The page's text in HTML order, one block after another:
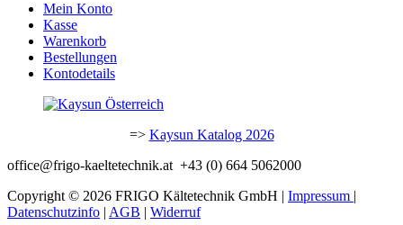
Mein Konto
Kasse
Warenkorb
Bestellungen
Kontodetails
=> Kaysun Katalog 2026
office@frigo-kaeltetechnik.at +43 (0) 664 5062000
Copyright © 2026 FRIGO Kältetechnik GmbH | Impressum |
Datenschutzinfo | AGB | Widerruf